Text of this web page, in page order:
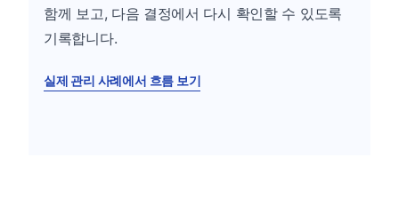
함께 보고, 다음 결정에서 다시 확인할 수 있도록
기록합니다.
실제 관리 사례에서 흐름 보기